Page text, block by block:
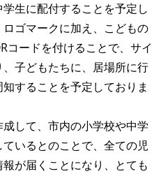
生に配付することを予定し
ゴマークに加え、こどもの
コードを付けることで、サイ
子どもたちに、居場所に行
することを予定しておりま
して、市内の小学校や中学
いるとのことで、全ての児
が届くことになり、とても